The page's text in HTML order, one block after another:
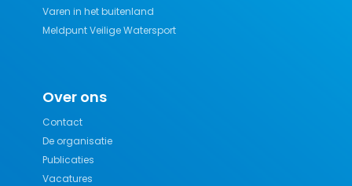
Varen in het buitenland
Meldpunt Veilige Watersport
Over ons
Contact
De organisatie
Publicaties
Vacatures